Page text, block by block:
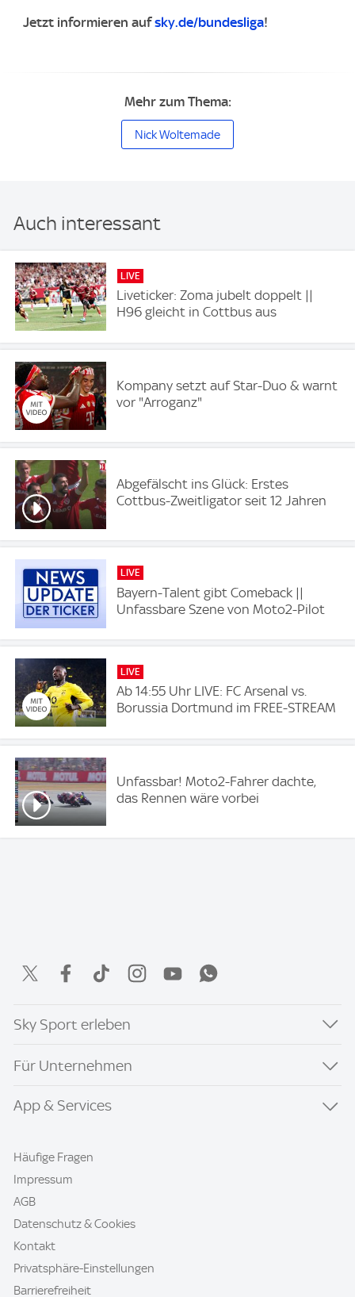
Jetzt informieren aufsky.de/bundesliga!
Mehr zum Thema:
Nick Woltemade
Auch interessant
LIVE
Liveticker: Zoma jubelt doppelt ||
H96 gleicht in Cottbus aus
Kompany setzt auf Star-Duo & warnt
vor "Arroganz"
Abgefälscht ins Glück: Erstes
Cottbus-Zweitligator seit 12 Jahren
LIVE
Bayern-Talent gibt Comeback ||
Unfassbare Szene von Moto2-Pilot
LIVE
Ab 14:55 Uhr LIVE: FC Arsenal vs.
Borussia Dortmund im FREE-STREAM
Unfassbar! Moto2-Fahrer dachte,
das Rennen wäre vorbei
Sky Sport erleben
Für Unternehmen
App & Services
Häufige Fragen
Impressum
AGB
Datenschutz & Cookies
Kontakt
Privatsphäre-Einstellungen
Barrierefreiheit